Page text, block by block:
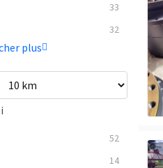
33
32
plus
52
14